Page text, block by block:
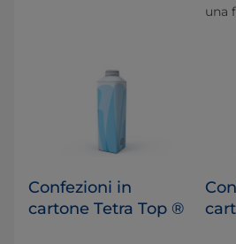
una
Confezioni in
cartone Tetra Top ®